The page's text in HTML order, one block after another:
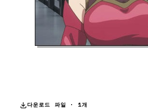
다운로드 파일 · 1개